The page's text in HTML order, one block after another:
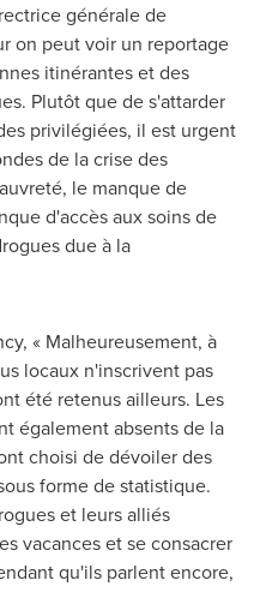
générale de
on peut voir un reportage
itinérantes et des
Plutôt que de s'attarder
privilégiées, il est urgent
de la crise des
le manque de
d'accès aux soins de
due à la
, « Malheureusement, à
locaux n'inscrivent pas
été retenus ailleurs. Les
également absents de la
choisi de dévoiler des
forme de statistique.
et leurs alliés
vacances et se consacrer
qu'ils parlent encore,